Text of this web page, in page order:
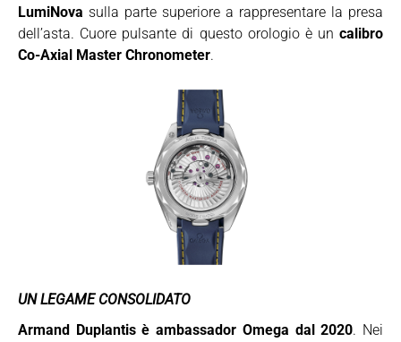
LumiNova sulla parte superiore a rappresentare la presa
dell’asta. Cuore pulsante di questo orologio è un calibro
Co-Axial Master Chronometer.
UN LEGAME CONSOLIDATO
Armand Duplantis è ambassador Omega dal 2020. Nei